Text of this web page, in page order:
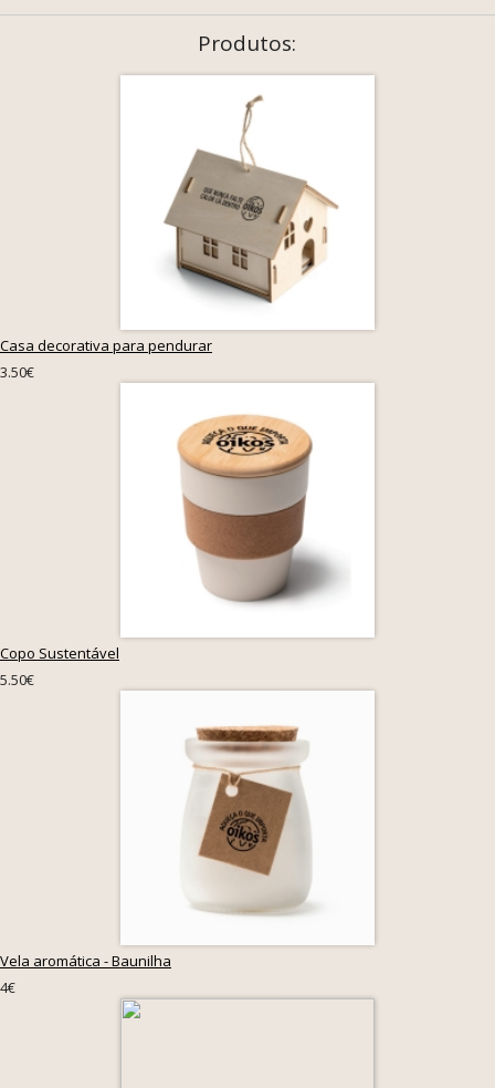
Produtos:
Casa decorativa para pendurar
3.50€
Copo Sustentável
5.50€
Vela aromática - Baunilha
4€